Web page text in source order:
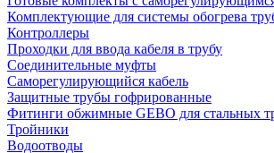
Комплектующие для системы обогрева
Контроллеры
Проходки для ввода кабеля в трубу
Соединительные муфты
Саморегулирующийся кабель
Защитные трубы гофрированные
Фитинги обжимные GEBO для стальных
Тройники
Водоотводы